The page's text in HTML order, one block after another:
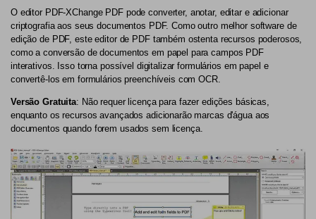
O editor PDF-XChange PDF pode converter, anotar, editar e adicionar
criptografia aos seus documentos PDF. Como outro melhor software de
edição de PDF, este editor de PDF também ostenta recursos poderosos,
como a conversão de documentos em papel para campos PDF
interativos. Isso torna possível digitalizar formulários em papel e
convertê-los em formulários preenchíveis com OCR.
Versão Gratuita: Não requer licença para fazer edições básicas,
enquanto os recursos avançados adicionarão marcas d'água aos
documentos quando forem usados sem licença.